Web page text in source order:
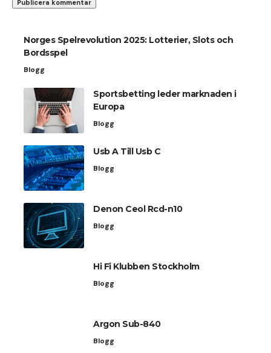
Norges Spelrevolution 2025: Lotterier, Slots och
Bordsspel
Blogg
Sportsbetting leder marknaden i
Europa
Blogg
Usb A Till Usb C
Blogg
Denon Ceol Rcd-n10
Blogg
Hi Fi Klubben Stockholm
Blogg
Argon Sub-840
Blogg